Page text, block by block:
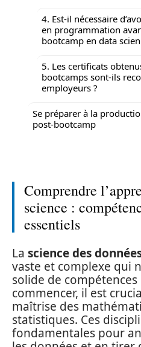
4. Est-il nécessaire
en programmation
bootcamp en data
5. Les certificats
bootcamps sont-ils
employeurs ?
Se préparer à la
post-bootcamp
Comprendre
science :
essentiels
La science des
vaste et complexe qui
solide de
commencer, il est
maîtrise des
statistiques. Ces
fondamentales pour